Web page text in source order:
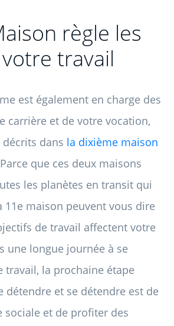
règle les
travail
est également en charge des
carrière et de votre vocation,
dans la dixième maison
que ces deux maisons
les planètes en transit qui
11e maison peuvent vous dire
de travail affectent votre
une longue journée à se
travail, la prochaine étape
détendre et se détendre est de
sociale et de profiter des